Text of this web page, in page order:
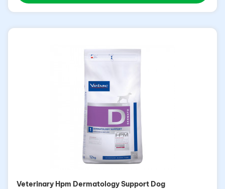
Veterinary Hpm Dermatology Support Dog